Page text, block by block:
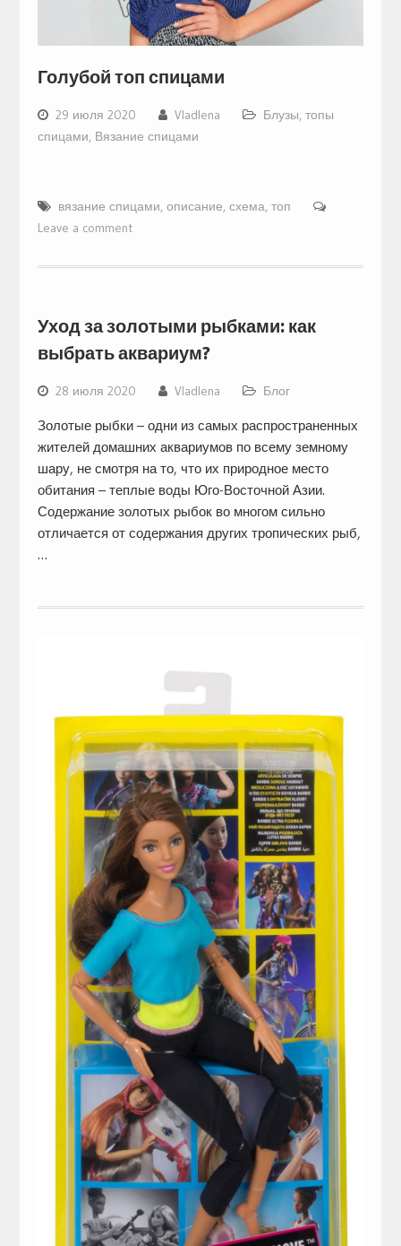
Голубой топ спицами
29 июля 2020 Vladlena
Блузы, топы
спицами, Вязание спицами
вязание спицами, описание, схема, топ
Leave a comment
Уход за золотыми рыбками: как
выбрать аквариум?
28 июля 2020 Vladlena Блог
Золотые рыбки – одни из самых распространенных
жителей домашних аквариумов по всему земному
шару, не смотря на то, что их природное место
обитания – теплые воды Юго-Восточной Азии.
Содержание золотых рыбок во многом сильно
отличается от содержания других тропических рыб,
…